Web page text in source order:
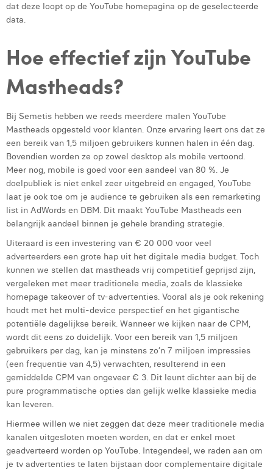
dat deze loopt op de YouTube homepagina op de geselecteerde
data.
Hoe effectief zijn YouTube
Mastheads?
Bij Semetis hebben we reeds meerdere malen YouTube
Mastheads opgesteld voor klanten. Onze ervaring leert ons dat ze
een bereik van 1,5 miljoen gebruikers kunnen halen in één dag.
Bovendien worden ze op zowel desktop als mobile vertoond.
Meer nog, mobile is goed voor een aandeel van 80 %. Je
doelpubliek is niet enkel zeer uitgebreid en engaged, YouTube
laat je ook toe om je audience te gebruiken als een remarketing
list in AdWords en DBM. Dit maakt YouTube Mastheads een
belangrijk aandeel binnen je gehele branding strategie.
Uiteraard is een investering van € 20 000 voor veel
adverteerders een grote hap uit het digitale media budget. Toch
kunnen we stellen dat mastheads vrij competitief geprijsd zijn,
vergeleken met meer traditionele media, zoals de klassieke
homepage takeover of tv-advertenties. Vooral als je ook rekening
houdt met het multi-device perspectief en het gigantische
potentiële dagelijkse bereik. Wanneer we kijken naar de CPM,
wordt dit eens zo duidelijk. Voor een bereik van 1,5 miljoen
gebruikers per dag, kan je minstens zo’n 7 miljoen impressies
(een frequentie van 4,5) verwachten, resulterend in een
gemiddelde CPM van ongeveer € 3. Dit leunt dichter aan bij de
pure programmatische opties dan gelijk welke klassieke media
kan leveren.
Hiermee willen we niet zeggen dat deze meer traditionele media
kanalen uitgesloten moeten worden, en dat er enkel moet
geadverteerd worden op YouTube. Integendeel, we raden aan om
je tv advertenties te laten bijstaan door complementaire digitale